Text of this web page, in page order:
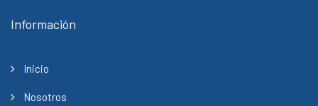
Información
Inicio
Nosotros